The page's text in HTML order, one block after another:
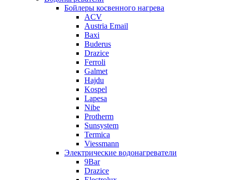
Бойлеры косвенного нагрева
ACV
Austria Email
Baxi
Buderus
Drazice
Ferroli
Galmet
Hajdu
Kospel
Lapesa
Nibe
Protherm
Sunsystem
Termica
Viessmann
Электрические водонагреватели
9Bar
Drazice